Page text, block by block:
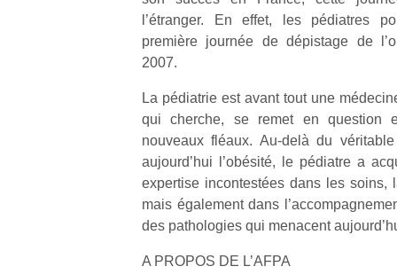
l’étranger. En effet, les pédiatres
première journée de dépistage de
2007.
La pédiatrie est avant tout une
qui cherche, se remet en question
nouveaux fléaux. Au-delà du
aujourd’hui l’obésité, le pédiatre a
expertise incontestées dans les soins,
mais également dans
des pathologies qui menacent
A PROPOS DE L’AFPA